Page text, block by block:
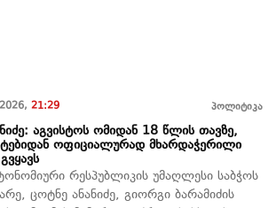
21:29 პოლიტიკა
აგვისტოს ომიდან 18 წლის თავზე,
ოფიციალურად მხარდაჭერილი
რესპუბლიკის უმაღლესი საბჭოს
ცოტნე ანანიძე, გიორგი ბარამიძის